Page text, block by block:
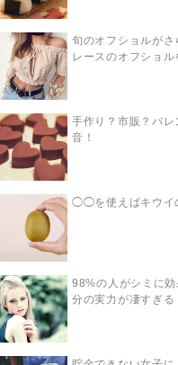
旬のオフショルが
レースのオフショル
手作り？市販？バ
音！
◯◯を使えばキウイ
98%の人がシミに
分の実力が凄すぎる